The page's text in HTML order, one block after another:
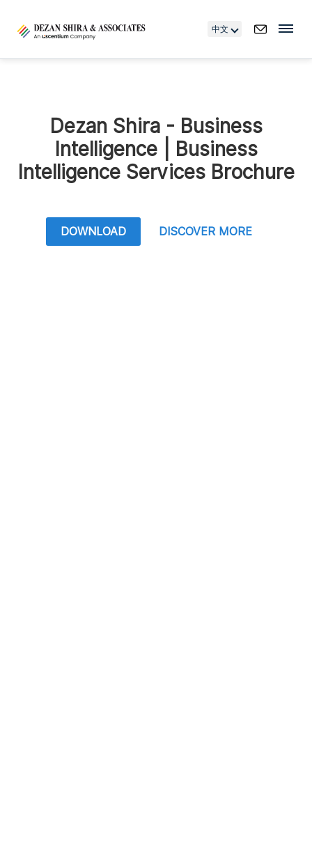
中文
Dezan Shira - Business
Intelligence | Business
Intelligence Services Brochure
DOWNLOAD DISCOVER MORE